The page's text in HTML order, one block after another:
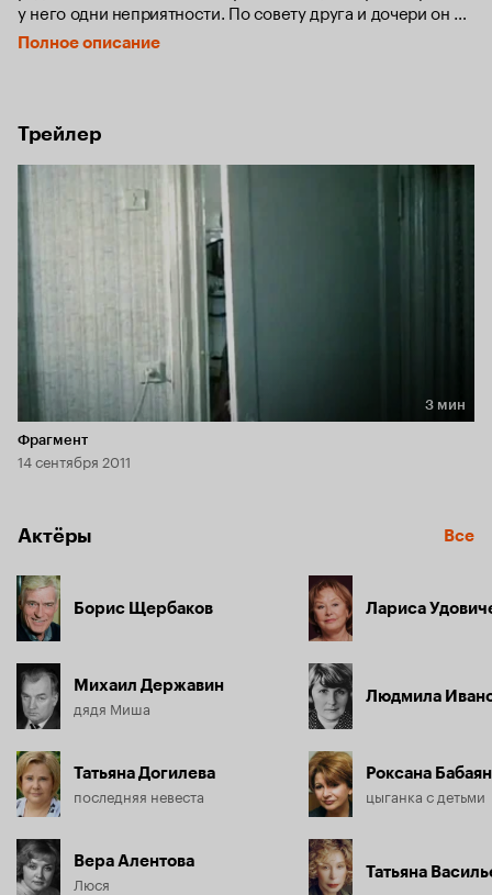
у него одни неприятности. По совету друга и дочери он
отправляется за невестой в Россию.
в постель, другая оказалась воровкой, третья в Америку не
захотела, так как в Москве имела Мерседес и дом в
Переделкино... Кого же Сергей увезет в Америку?
Полное описание
Трейлер
Длительность 3 мин
3 мин
Фрагмент
14 сентября 2011
Актёры Все
Борис Щербаков
Михаил Державин
дядя Миша
Татьяна Догилева
последняя невеста
Вера Алентова
Люся
Лариса
Людмила
Роксана Бабаян
цыганка с детьми
Татьяна